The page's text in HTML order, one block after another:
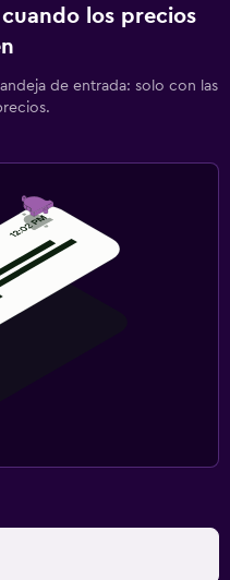
los precios
de entrada: solo con las